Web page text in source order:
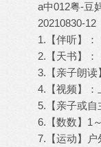
a中012粤-豆
20210830-12
1.【伴听】：
2.【天书】：
3.【亲子朗读
4.【视频】：
5.【亲子或
6.【数数】1
7.【运动】户